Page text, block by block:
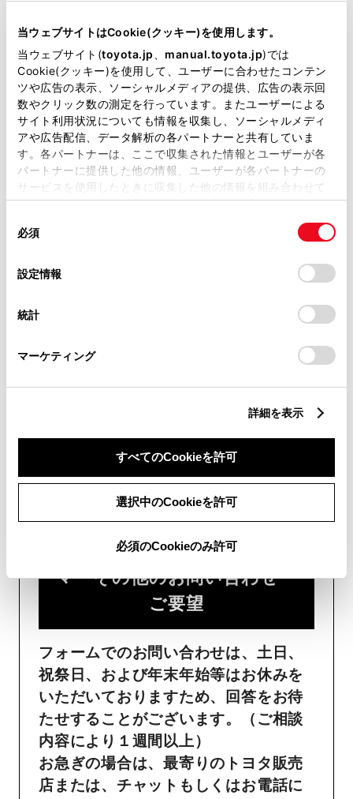
当ウェブサイトはCookie(クッキー)を使用します。
当ウェブサイト(toyota.jp manual.toyota.jp)では
Cookie(クッキー)を使用して、ユーザーに合わせたコンテン
ツや広告の表示、ソーシャルメディアの提供、広告の表示回
数やクリック数の測定を行っています。またユーザーによる
サイト利用状況についても情報を収集し、ソーシャルメディ
アや広告配信、データ解析の各パートナーと共有していま
す。各パートナーは、ここで収集された情報とユーザーが各
パートナーに提供した他の情報、ユーザーが各パートナーの
サービスを使用したときに収集した他の情報を組み合わせて
使用することがあります。当ウェブサイトの使用を続行する
デバイスにすべてのCookie(クッキー)が保存されることに同
意したことになります。Cookie(クッキー)のオプトアウト、
設定の変更、同意を撤回したりするにあたっては、当社の
「Cookie（クッキー）情報の取り扱いについて
」をご覧くだ
必須
設定情報
統計
マーケティング
詳細を表示
すべてのCookieを許可
選択中のCookieを許可
必須のCookieのみ許可
チャットでお問い合わせ
受付：10:00～18:00
い。
チャットでのお問い合わせはお待たせ
フォームでお問い合わせ
受付：24時間受付
ご購入・ご利用中のおクル
マ・その他のお問い合わせ・
ご要望​
フォームでのお問い合わせは、土日、
祝祭日、および年末年始等はお休みを
いただいておりますため、回答をお待
たせすることがございます。（ご相談
内容により１週間以上）
お急ぎの場合は、最寄りのトヨタ販売
店または、チャットもしくはお電話に